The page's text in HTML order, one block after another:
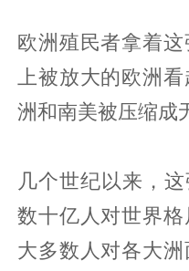
欧洲殖民者拿着
上被放大的欧洲
洲和南美被压缩成
几个世纪以来，
数十亿人对世界格
大多数人对各大